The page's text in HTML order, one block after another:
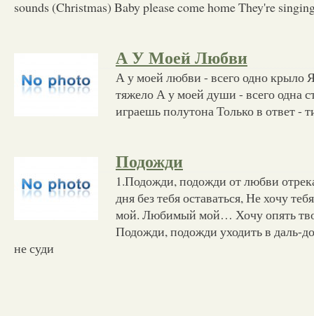
sounds (Christmas) Baby please come home They're
А У Моей Любви
А у моей любви - всего одно крыло
тяжело А у моей души - всего одна
играешь полутона Только в ответ -
Подожди
1.Подожди, подожди от любви
дня без тебя оставаться, Не хочу
мой. Любимый мой… Хочу опять
Подожди, подожди уходить в даль-
не суди